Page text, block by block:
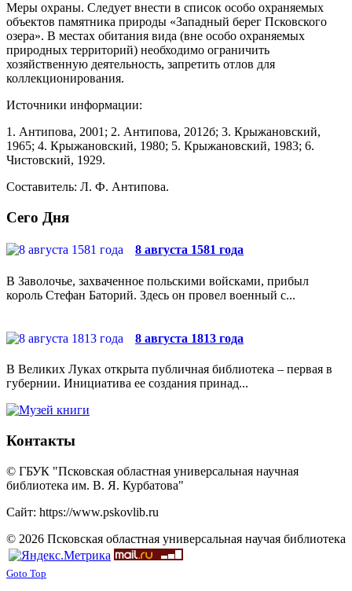
Меры охраны. Следует внести в список особо охраняемых
объектов памятника природы «Западный берег Псковского
озера». В местах обитания вида (вне особо охраняемых
природных территорий) не­обходимо ограничить
хозяйственную деятельность, запретить отлов для
коллекционирования.
Источники информации:
1. Антипова, 2001; 2. Антипова, 2012б; 3. Крыжановский,
1965; 4. Крыжановский, 1980; 5. Крыжановский, 1983; 6.
Чистовский, 1929.
Составитель: Л. Ф. Антипова.
Сего Дня
8 августа 1581 года
В Заволочье, захваченное польскими войсками, прибыл
король Стефан Баторий. Здесь он провел военный с...
8 августа 1813 года
В Великих Луках открыта публичная библиотека – первая в
губернии. Инициатива ее создания принад...
Контакты
© ГБУК "Псковская областная универсальная научная
библиотека им. В. Я. Курбатова"
Сайт: https://www.pskovlib.ru
© 2026 Псковская областная универсальная научая библиотека
Goto Top